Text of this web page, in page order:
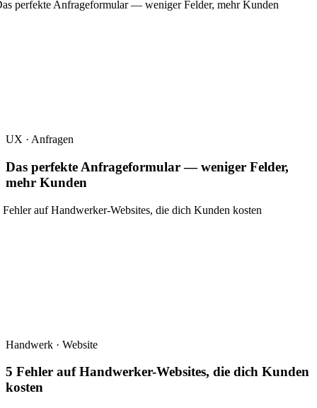
UX · Anfragen
Das perfekte Anfrageformular — weniger Felder,
mehr Kunden
Handwerk · Website
5 Fehler auf Handwerker-Websites, die dich Kunden
kosten